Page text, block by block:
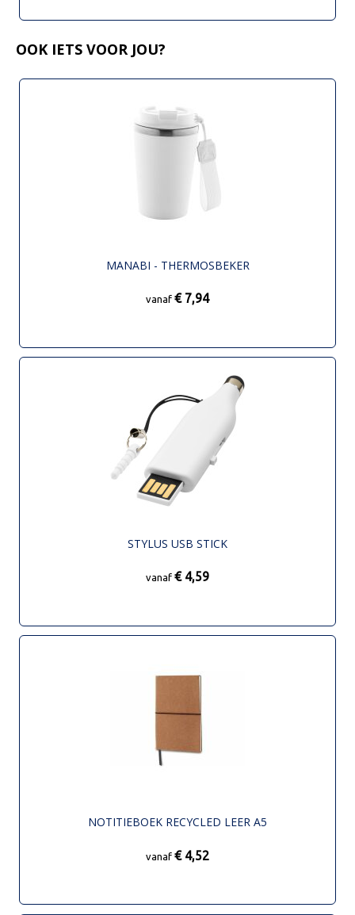
OOK IETS VOOR JOU?
MANABI - THERMOSBEKER
vanaf € 7,94
STYLUS USB STICK
vanaf € 4,59
NOTITIEBOEK RECYCLED LEER A5
vanaf € 4,52